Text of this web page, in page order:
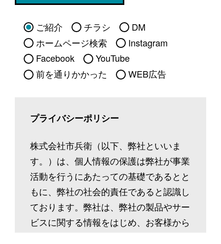
ご紹介 チラシ
DM
ホームページ検索
Instagram
Facebook
YouTube
前を通りかかった
WEB広告
プライバシーポリシー
株式会社市兵衛（以下、弊社といいま
す。）は、個人情報の保護は弊社が事業
活動を行うにあたっての基礎であるとと
もに、弊社の社会的責任であると認識し
ております。弊社は、弊社の製品やサー
ビスに関する情報をはじめ、お客様から